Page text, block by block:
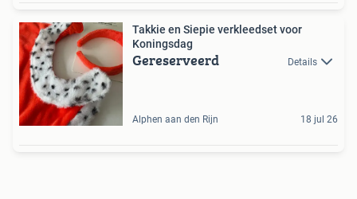
Takkie en Siepie verkleedset voor
Koningsdag
Gereserveerd Details
Alphen aan den Rijn 18 jul 26